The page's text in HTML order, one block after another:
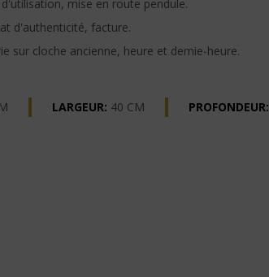
mise en route pendule.
d'authenticité, facture.
sur cloche ancienne, heure et demie-heure.
LARGEUR: 40 CM PROFONDEUR: